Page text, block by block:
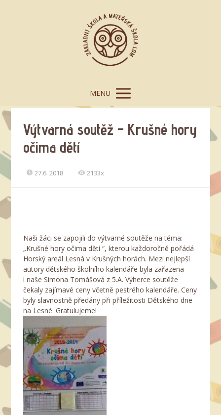
MENU
Výtvarná soutěž – Krušné hory
očima dětí
27.6. 2018 2133x
Naši žáci se zapojili do výtvarné soutěže na téma:
„Krušné hory očima dětí “, kterou každoročně pořádá
Horský areál Lesná v Krušných horách. Mezi nejlepší
autory dětského školního kalendáře byla zařazena
i naše Simona Tomášová z 5.A. Výherce soutěže
čekaly zajímavé ceny včetně pestrého kalendáře. Ceny
byly slavnostně předány při příležitosti Dětského dne
na Lesné. Gratulujeme!